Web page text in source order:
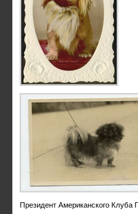
Президент Американского Клуба